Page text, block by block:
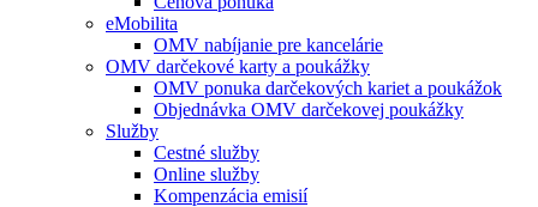
eMobilita
OMV nabíjanie pre kancelárie
OMV darčekové karty a poukážky
OMV ponuka darčekových kariet a poukážok
Objednávka OMV darčekovej poukážky
Služby
Cestné služby
Online služby
Kompenzácia emisií